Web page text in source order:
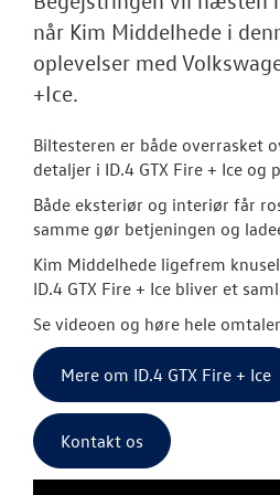
når Kim Middelhede i
oplevelser med
+Ice.
Biltesteren er både overrasket
detaljer i ID.4 GTX Fire + Ice og
Både eksteriør og interiør får
samme gør betjeningen og
Kim Middelhede ligefrem
ID.4 GTX Fire + Ice bliver et
Se videoen og høre hele
Mere om ID.4 GTX Fire + Ice
Kontakt os